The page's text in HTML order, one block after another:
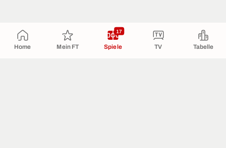
Home Mein FT Spiele
17
TV Tabelle